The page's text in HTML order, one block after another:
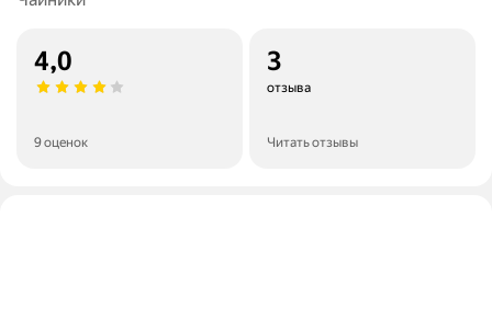
4,0
9 оценок
3
отзыва
Читать отзывы